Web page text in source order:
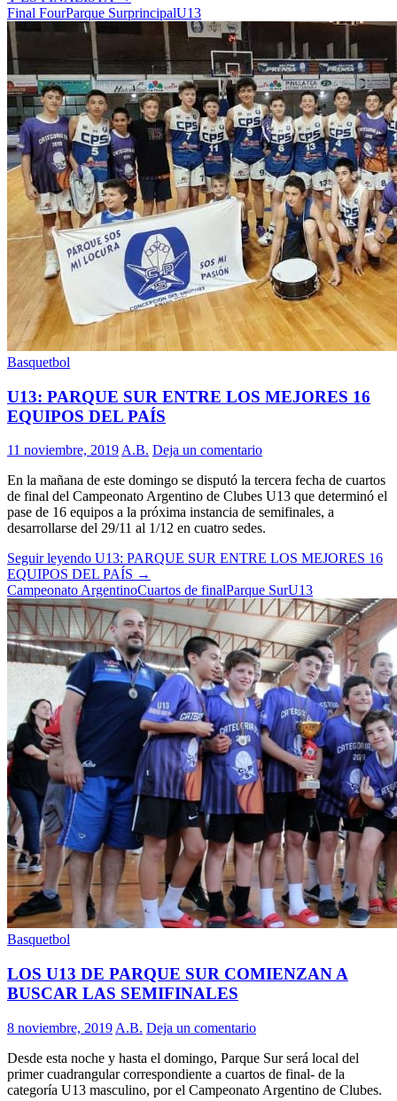
Final FourParque SurprincipalU13
Basquetbol
U13: PARQUE SUR ENTRE LOS MEJORES 16
EQUIPOS DEL PAÍS
11 noviembre, 2019 A.B. Deja un comentario
En la mañana de este domingo se disputó la tercera fecha de cuartos
de final del Campeonato Argentino de Clubes U13 que determinó el
pase de 16 equipos a la próxima instancia de semifinales, a
desarrollarse del 29/11 al 1/12 en cuatro sedes.
Seguir leyendo U13: PARQUE SUR ENTRE LOS MEJORES 16
EQUIPOS DEL PAÍS →
Campeonato ArgentinoCuartos de finalParque SurU13
Basquetbol
LOS U13 DE PARQUE SUR COMIENZAN A
BUSCAR LAS SEMIFINALES
8 noviembre, 2019 A.B. Deja un comentario
Desde esta noche y hasta el domingo, Parque Sur será local del
primer cuadrangular correspondiente a cuartos de final- de la
categoría U13 masculino, por el Campeonato Argentino de Clubes.